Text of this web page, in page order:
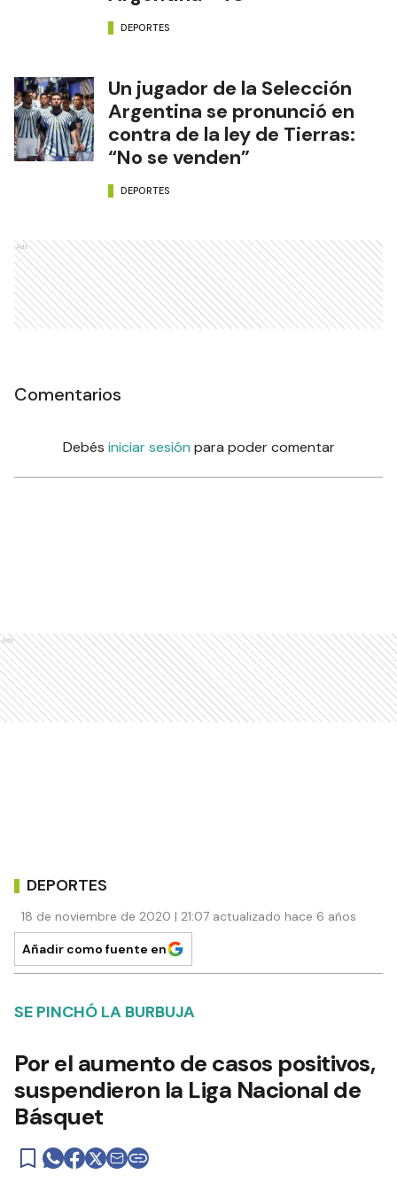
DEPORTES
Un jugador de la Selección
Argentina se pronunció en
contra de la ley de Tierras:
“No se venden”
DEPORTES
Ads
Comentarios
Debés iniciar sesión para poder comentar
Ads
DEPORTES
18 de noviembre de 2020 | 21:07 actualizado hace 6 años
Añadir como fuente en
SE PINCHÓ LA BURBUJA
Por el aumento de casos positivos,
suspendieron la Liga Nacional de
Básquet